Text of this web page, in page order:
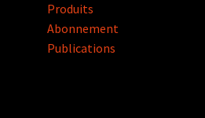
Produits
Abonnement
Publications